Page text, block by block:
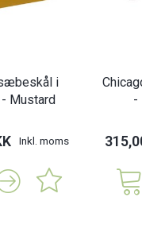
i
Mustard
Inkl. moms
-